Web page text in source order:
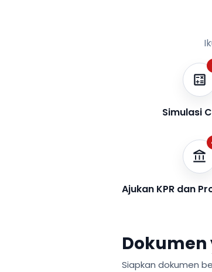
Simulasi
Ajukan KPR dan
Siapkan dokumen